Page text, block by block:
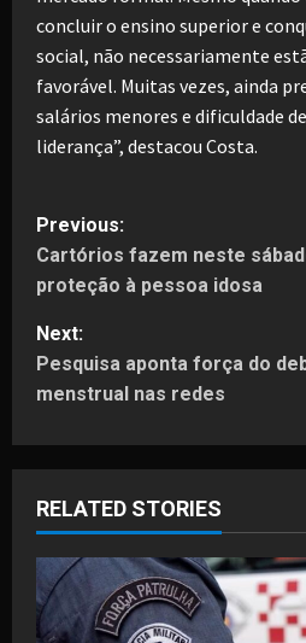
concluir o ensino superior e
social, não necessariamente
favorável. Muitas vezes, ainda
salários menores e dificuldade
liderança”, destacou Costa.
P
o
s
t
a
v
i
g
Previous:
Cartórios fazem neste
proteção à pessoa idosa
Next:
Pesquisa aponta força do
menstrual nas redes
RELATED STORIES